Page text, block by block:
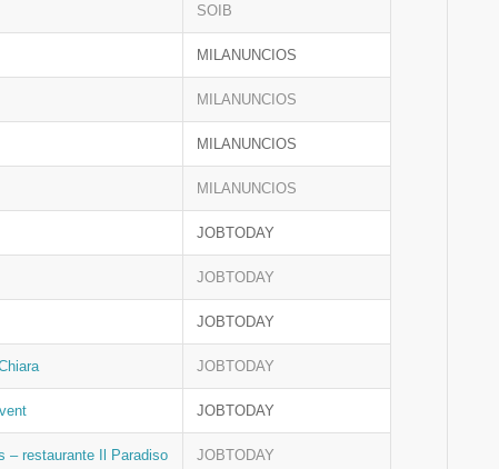
SOIB
MILANUNCIOS
MILANUNCIOS
MILANUNCIOS
MILANUNCIOS
JOBTODAY
JOBTODAY
JOBTODAY
JOBTODAY
JOBTODAY
– restaurante Il Paradiso
JOBTODAY